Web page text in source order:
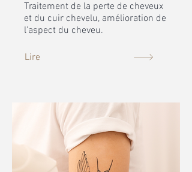
Traitement de la perte de cheveux
et du cuir chevelu, amélioration de
l'aspect du cheveu.
Lire